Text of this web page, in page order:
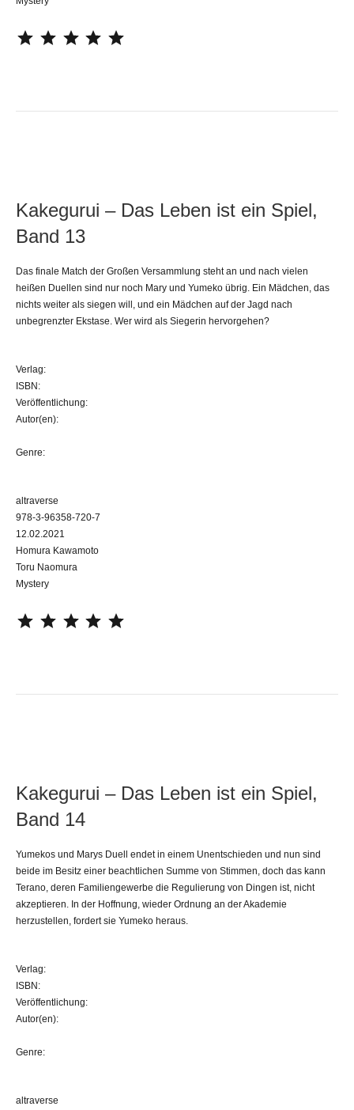
Kakegurui – Das Leben ist ein Spiel,
Band 13
Das finale Match der Großen Versammlung steht an und nach vielen
heißen Duellen sind nur noch Mary und Yumeko übrig. Ein Mädchen, das
nichts weiter als siegen will, und ein Mädchen auf der Jagd nach
unbegrenzter Ekstase. Wer wird als Siegerin hervorgehen?
Verlag:
ISBN:
Veröffentlichung:
Autor(en):
Genre:
altraverse
978-3-96358-720-7
12.02.2021
Homura Kawamoto
Toru Naomura
Mystery
Kakegurui – Das Leben ist ein Spiel,
Band 14
Yumekos und Marys Duell endet in einem Unentschieden und nun sind
beide im Besitz einer beachtlichen Summe von Stimmen, doch das kann
Terano, deren Familiengewerbe die Regulierung von Dingen ist, nicht
akzeptieren. In der Hoffnung, wieder Ordnung an der Akademie
herzustellen, fordert sie Yumeko heraus.
Verlag:
ISBN:
Veröffentlichung:
Autor(en):
Genre:
altraverse